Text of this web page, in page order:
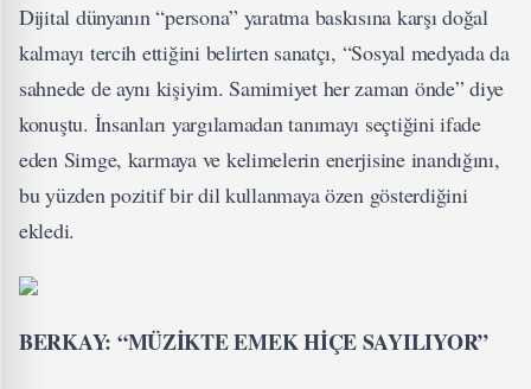
Dijital dünyanın “persona” yaratma baskısına karşı doğal
kalmayı tercih ettiğini belirten sanatçı, “Sosyal medyada da
sahnede de aynı kişiyim. Samimiyet her zaman önde” diye
konuştu. İnsanları yargılamadan tanımayı seçtiğini ifade
eden Simge, karmaya ve kelimelerin enerjisine inandığını,
bu yüzden pozitif bir dil kullanmaya özen gösterdiğini
ekledi.
BERKAY: “MÜZİKTE EMEK HİÇE SAYILIYOR”